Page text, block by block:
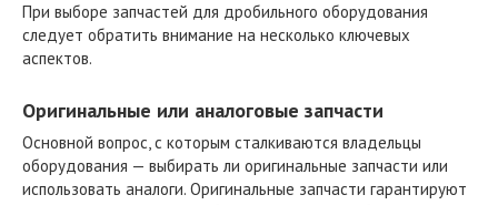
При выборе запчастей для дробильного оборудования
следует обратить внимание на несколько ключевых
аспектов.
Оригинальные или аналоговые запчасти
Основной вопрос, с которым сталкиваются владельцы
оборудования — выбирать ли оригинальные запчасти или
использовать аналоги. Оригинальные запчасти гарантируют